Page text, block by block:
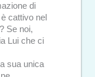
di
cattivo nel
Se noi,
Lui che ci
sua unica